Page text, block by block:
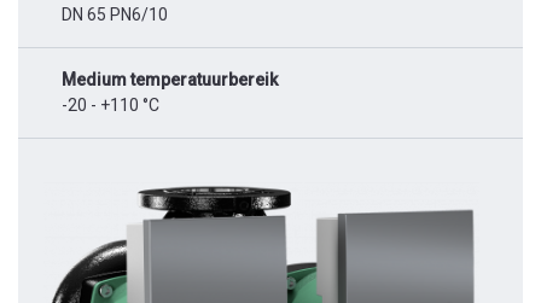
DN 65 PN6/10
Medium temperatuurbereik
-20 - +110 °C